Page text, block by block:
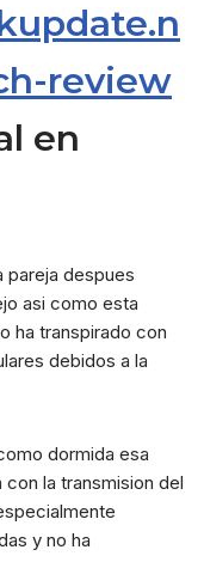
review
en
pareja despues
asi­ como esta
ha transpirado con
debidos a la
dormida esa
la transmision del
y no ha